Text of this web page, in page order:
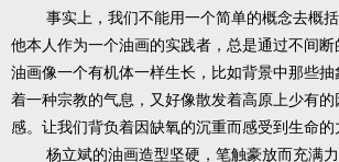
事实上，我们不能用一个简单的概念去概括
他本人作为一个油画的实践者，总是通过不间
油画像一个有机体一样生长，比如背景中那些
着一种宗教的气息，又好像散发着高原上少有
感。让我们背负着因缺氧的沉重而感受到生命的
杨立斌的油画造型坚硬，笔触豪放而充满